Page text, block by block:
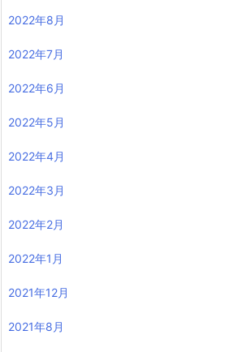
2022年8月
2022年7月
2022年6月
2022年5月
2022年4月
2022年3月
2022年2月
2022年1月
2021年12月
2021年8月